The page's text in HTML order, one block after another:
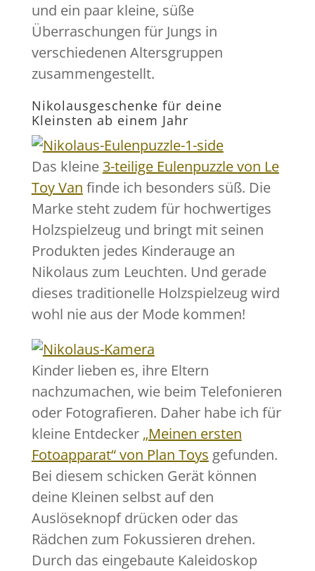
und ein paar kleine, süße
Überraschungen für Jungs in
verschiedenen Altersgruppen
zusammengestellt.
Nikolausgeschenke für deine
Kleinsten ab einem Jahr
Das kleine3-teilige Eulenpuzzle von Le
Toy Van finde ich besonders süß. Die
Marke steht zudem für hochwertiges
Holzspielzeug und bringt mit seinen
Produkten jedes Kinderauge an
Nikolaus zum Leuchten. Und gerade
dieses traditionelle Holzspielzeug wird
wohl nie aus der Mode kommen!
Kinder lieben es, ihre Eltern
nachzumachen, wie beim Telefonieren
oder Fotografieren. Daher habe ich für
kleine Entdecker „Meinen ersten
Fotoapparat“ von Plan Toys gefunden.
Bei diesem schicken Gerät können
deine Kleinen selbst auf den
Auslöseknopf drücken oder das
Rädchen zum Fokussieren drehen.
Durch das eingebaute Kaleidoskop